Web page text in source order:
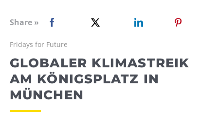
Share »
Fridays for Future
GLOBALER KLIMASTREIK
AM KÖNIGSPLATZ IN
MÜNCHEN